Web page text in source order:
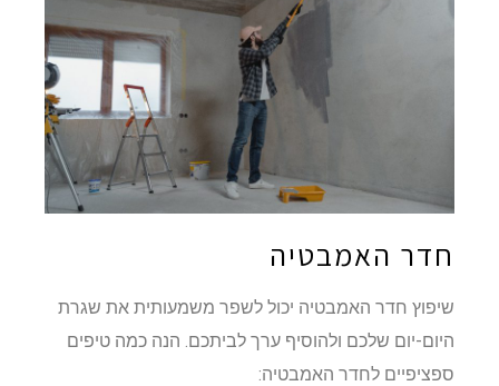
חדר האמבטיה
שיפוץ חדר האמבטיה יכול לשפר משמעותית את שגרת
היום-יום שלכם ולהוסיף ערך לביתכם. הנה כמה טיפים
ספציפיים לחדר האמבטיה: